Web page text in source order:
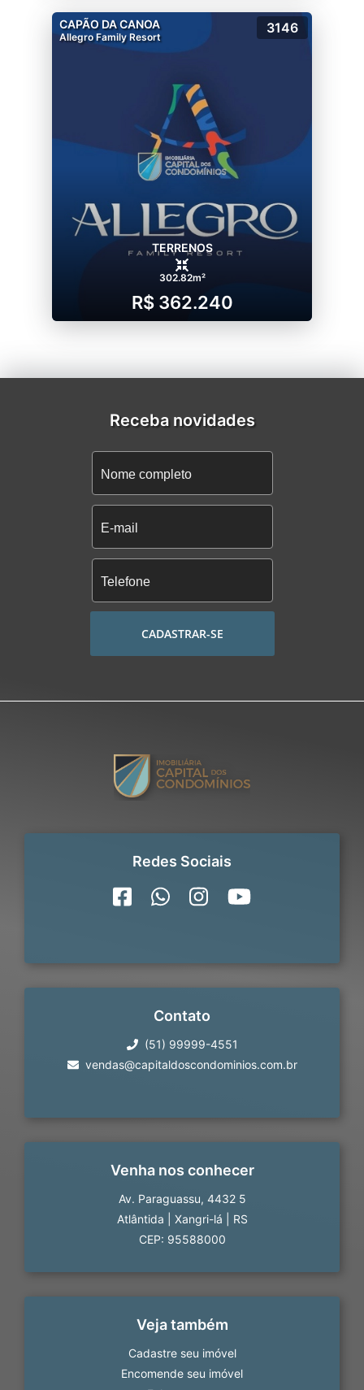
CAPÃO DA CANOA
Allegro Family Resort
3146
TERRENOS
302.82m²
R$ 362.240
Receba novidades
CADASTRAR-SE
Redes Sociais
Contato
(51) 99999-4551
vendas@capitaldoscondominios.com.br
Venha nos conhecer
Av. Paraguassu, 4432 5
Atlântida
Xangri-lá
RS
CEP: 95588000
Veja também
Cadastre seu imóvel
Encomende seu imóvel